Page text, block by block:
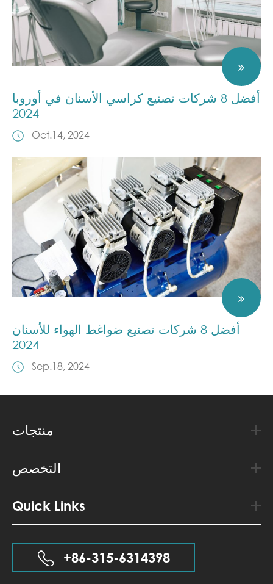
أفضل 8 شركات تصنيع كراسي الأسنان في أوروبا
2024
Oct.14, 2024
أفضل 8 شركات تصنيع ضواغط الهواء للأسنان
2024
Sep.18, 2024
منتجات
التخصص
Quick Links
+86-315-6314398